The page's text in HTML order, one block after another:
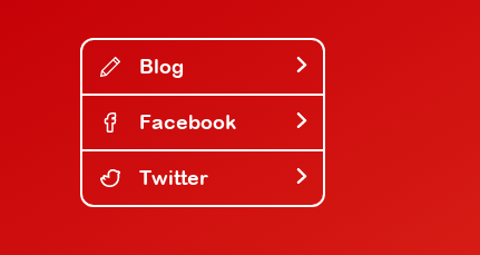
Blog
Facebook
Twitter